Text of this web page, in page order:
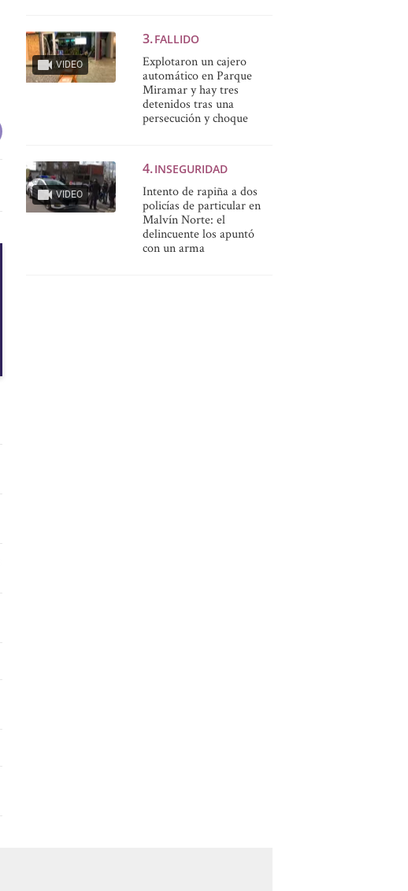
VIDEO
FALLIDO
Explotaron un cajero
automático en Parque
Miramar y hay tres
detenidos tras una
persecución y choque
VIDEO
INSEGURIDAD
Intento de rapiña a dos
policías de particular en
Malvín Norte: el
delincuente los apuntó
con un arma